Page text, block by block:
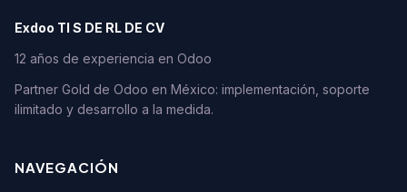
Exdoo TI S DE RL DE CV
12 años de experiencia en Odoo
Partner Gold de Odoo en México: implementación, soporte
ilimitado y desarrollo a la medida.
NAVEGACIÓN